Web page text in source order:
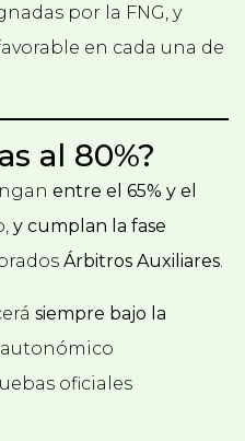
por la FNG, y
en cada una de
al 80%?
entre el 65% y el
y cumplan la fase
Árbitros Auxiliares
siempre bajo la
oficiales